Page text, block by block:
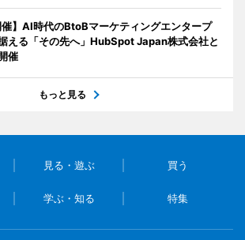
催】AI時代のBtoBマーケティングエンタープ
える「その先へ」HubSpot Japan株式会社と
催
もっと見る
見る・遊ぶ 買う
学ぶ・知る 特集